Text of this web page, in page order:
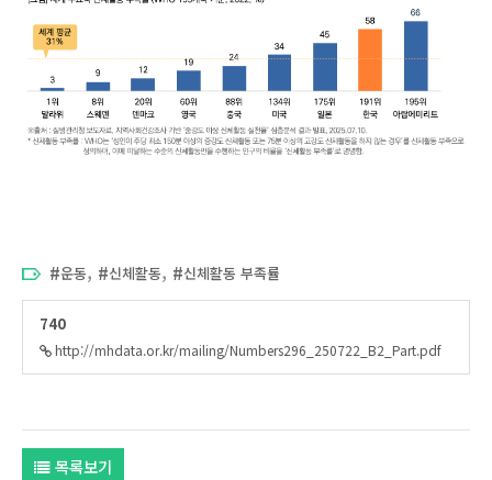
운동, 신체활동, 신체활동 부족률
740
http://mhdata.or.kr/mailing/Numbers296_250722_B2_Part.pdf
목록보기